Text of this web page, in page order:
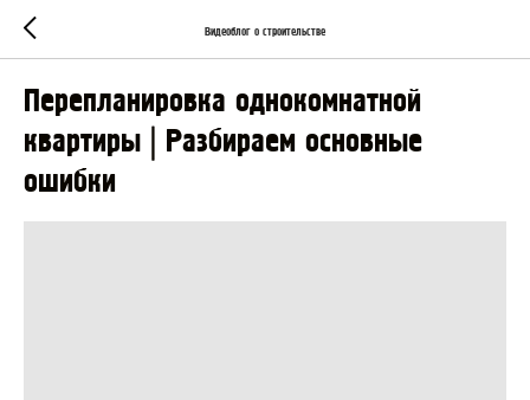
Видеоблог о строительстве
Перепланировка однокомнатной
квартиры | Разбираем основные
ошибки